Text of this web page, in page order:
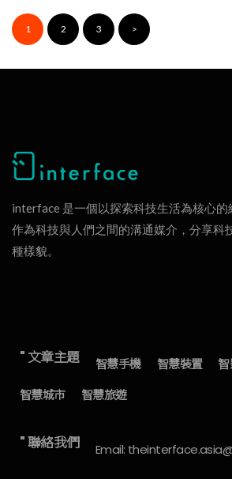
1 2 3 >
interface 是一個以探索科技生活為核心的
作為科技與人們之間的溝通媒介，分享科
種樣貌。
" 文章主題 智慧手機 智慧裝置
智慧城市
智慧旅遊
" 聯絡我們 Email: